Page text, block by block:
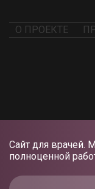
Сайт для врачей.
полноценной
О ПРОЕКТЕ